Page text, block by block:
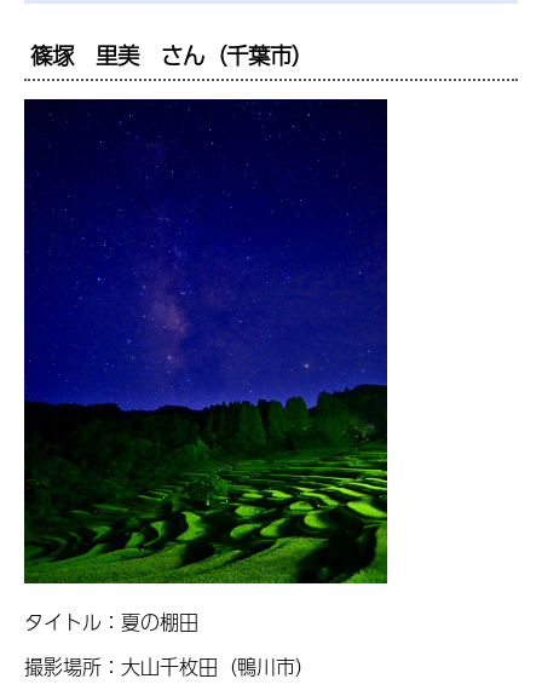
篠塚 里美 さん（千葉市）
タイトル：夏の棚田
撮影場所：大山千枚田（鴨川市）